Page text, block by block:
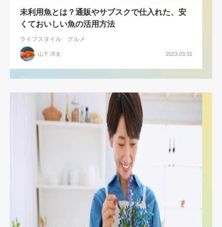
未利用魚とは？通販やサブスクで仕入れた、安
くておいしい魚の活用方法
ライフスタイル グルメ
山下 洋太 2023.03.31